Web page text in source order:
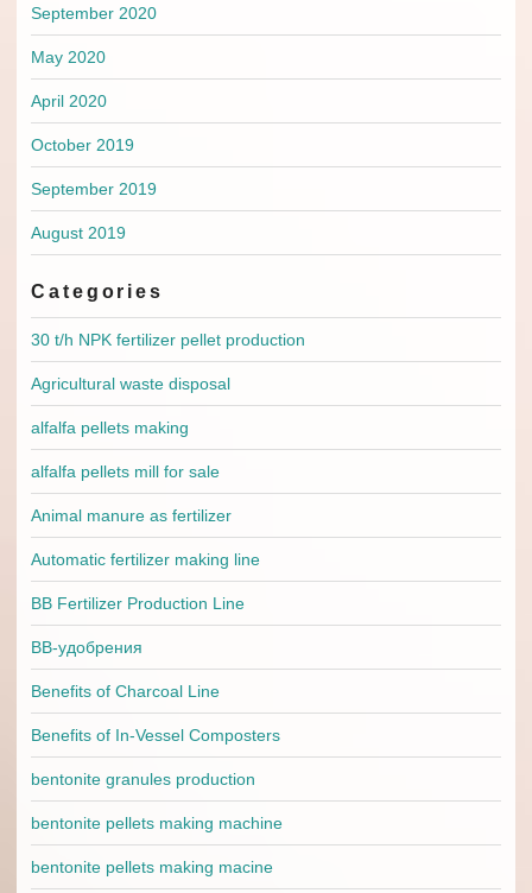
September 2020
May 2020
April 2020
October 2019
September 2019
August 2019
Categories
30 t/h NPK fertilizer pellet production
Agricultural waste disposal
alfalfa pellets making
alfalfa pellets mill for sale
Animal manure as fertilizer
Automatic fertilizer making line
BB Fertilizer Production Line
BB-удобрения
Benefits of Charcoal Line
Benefits of In-Vessel Composters
bentonite granules production
bentonite pellets making machine
bentonite pellets making macine